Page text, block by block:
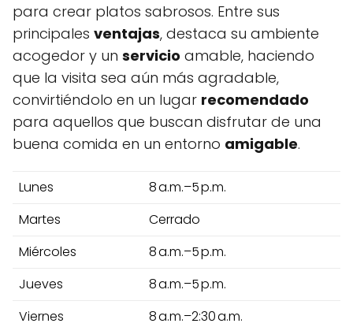
para crear platos sabrosos. Entre sus
principales ventajas, destaca su ambiente
acogedor y un servicio amable, haciendo
que la visita sea aún más agradable,
convirtiéndolo en un lugar recomendado
para aquellos que buscan disfrutar de una
buena comida en un entorno amigable.
Lunes
8 a.m.–5 p.m.
Martes
Cerrado
Miércoles
8 a.m.–5 p.m.
Jueves
8 a.m.–5 p.m.
Viernes
8 a.m.–2:30 a.m.